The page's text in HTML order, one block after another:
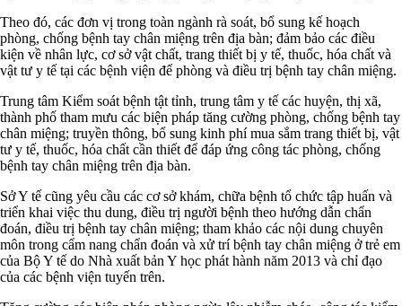
Theo đó, các đơn vị trong toàn ngành rà soát, bổ sung kế hoạch
phòng, chống bệnh tay chân miệng trên địa bàn; đảm bảo các điều
kiện về nhân lực, cơ sở vật chất, trang thiết bị y tế, thuốc, hóa chất và
vật tư y tế tại các bệnh viện để phòng và điều trị bệnh tay chân miệng.
Trung tâm Kiểm soát bệnh tật tỉnh, trung tâm y tế các huyện, thị xã,
thành phố tham mưu các biện pháp tăng cường phòng, chống bệnh tay
chân miệng; truyền thông, bổ sung kinh phí mua sắm trang thiết bị, vật
tư y tế, thuốc, hóa chất cần thiết để đáp ứng công tác phòng, chống
bệnh tay chân miệng trên địa bàn.
Sở Y tế cũng yêu cầu các cơ sở khám, chữa bệnh tổ chức tập huấn và
triển khai việc thu dung, điều trị người bệnh theo hướng dẫn chẩn
đoán, điều trị bệnh tay chân miệng; tham khảo các nội dung chuyên
môn trong cẩm nang chẩn đoán và xử trí bệnh tay chân miệng ở trẻ em
của Bộ Y tế do Nhà xuất bản Y học phát hành năm 2013 và chỉ đạo
của các bệnh viện tuyến trên.